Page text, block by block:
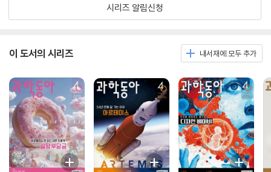
시리즈 알림신청
이 도서의 시리즈 내서재에 모두 추가